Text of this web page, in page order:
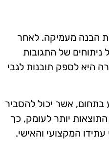
הבנה מעמיקה. לאחר
של התגובות
היא לספק תובנות לגבי
בתחום, אשר יכול להסביר
יותר לעומק, כך
המקצועי והאישי.